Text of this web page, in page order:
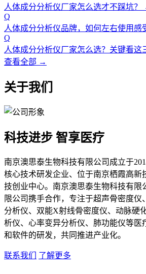
人体成分分析仪厂家怎么选才不踩坑？
Q
人体成分分析仪品牌，如何左右使用感
Q
人体成分分析仪厂家怎么选？关键看这
查看全部 →
关于我们
科技进步 智享医疗
南京澳思泰生物科技有限公司成立于
核心技术研发企业、位于南京栖霞高新
技创业中心。南京澳思泰生物科技有限
限公司携手合作，专注于超声骨密度仪
分析仪、双能X射线骨密度仪、动脉硬
析仪、心率变异分析仪、肺功能仪等医
和软件的研发，共同推进产业化。
联系我们 了解更多